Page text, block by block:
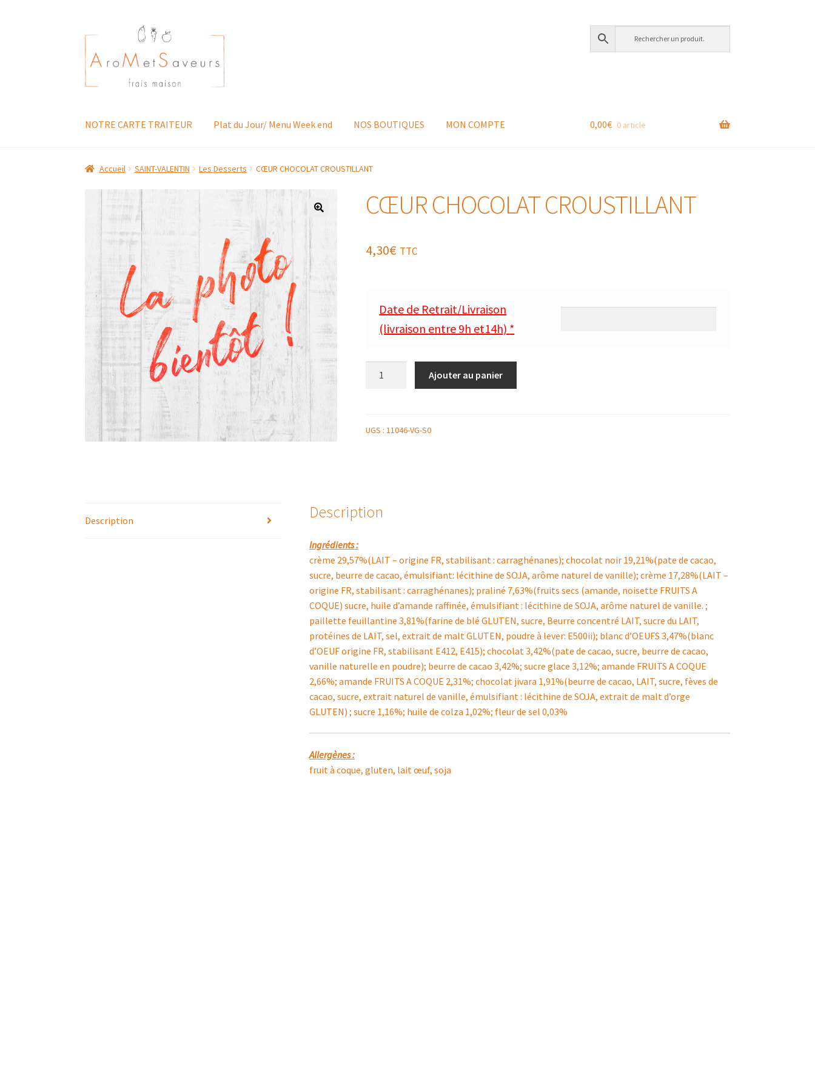
Aller
à
la
navigation
Aller
au
contenu
NOTRE CARTE TRAITEUR Plat du Jour/ Menu Week end NOS BOUTIQUES MON COMPTE 0,00€ 0 article
Accueil SAINT-VALENTIN Les Desserts CŒUR CHOCOLAT CROUSTILLANT
CŒUR CHOCOLAT CROUSTILLANT
4,30€ TTC
Date de Retrait/Livraison
(livraison entre 9h et14h) *
CROUSTILLANT
Ajouter au panier
UGS : 11046-VG-S0
Description Description
Ingrédients :
crème 29,57%(LAIT – origine FR, stabilisant : carraghénanes); chocolat noir 19,21%(pate de cacao,
sucre, beurre de cacao, émulsifiant: lécithine de SOJA, arôme naturel de vanille); crème 17,28%(LAIT –
origine FR, stabilisant : carraghénanes); praliné 7,63%(fruits secs (amande, noisette FRUITS A
COQUE) sucre, huile d’amande raffinée, émulsifiant : lécithine de SOJA, arôme naturel de vanille. ;
paillette feuillantine 3,81%(farine de blé GLUTEN, sucre, Beurre concentré LAIT, sucre du LAIT,
protéines de LAIT, sel, extrait de malt GLUTEN, poudre à lever: E500ii); blanc d’OEUFS 3,47%(blanc
d’OEUF origine FR, stabilisant E412, E415); chocolat 3,42%(pate de cacao, sucre, beurre de cacao,
vanille naturelle en poudre); beurre de cacao 3,42%; sucre glace 3,12%; amande FRUITS A COQUE
2,66%; amande FRUITS A COQUE 2,31%; chocolat jivara 1,91%(beurre de cacao, LAIT, sucre, fèves de
cacao, sucre, extrait naturel de vanille, émulsifiant : lécithine de SOJA, extrait de malt d’orge
GLUTEN) ; sucre 1,16%; huile de colza 1,02%; fleur de sel 0,03%
Allergènes :
fruit à coque, gluten, lait œuf, soja